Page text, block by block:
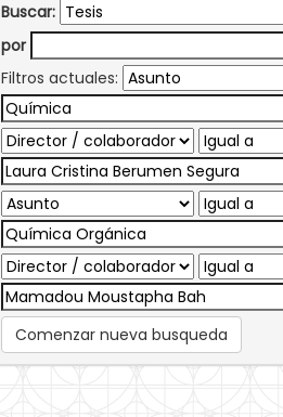
Buscar:
por
Filtros actuales:
Comenzar nueva busqueda